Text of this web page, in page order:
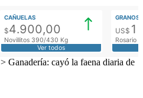
CAÑUELAS
$4.900,00
Novillitos 390/430 Kg
Ver todos
GRANOS
US$
Rosario
> Ganadería: cayó la faena diaria de